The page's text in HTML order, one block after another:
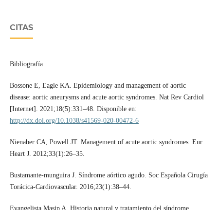
CITAS
Bibliografía
Bossone E, Eagle KA. Epidemiology and management of aortic
disease: aortic aneurysms and acute aortic syndromes. Nat Rev Cardiol
[Internet]. 2021;18(5):331–48. Disponible en:
http://dx.doi.org/10.1038/s41569-020-00472-6
Nienaber CA, Powell JT. Management of acute aortic syndromes. Eur
Heart J. 2012;33(1):26–35.
Bustamante-munguira J. Síndrome aórtico agudo. Soc Española Cirugía
Torácica-Cardiovascular. 2016;23(1):38–44.
Evangelista Masip A. Historia natural y tratamiento del síndrome